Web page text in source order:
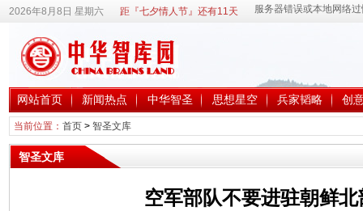
2026年8月8日 星期六 距『七夕情人节』还有11天
网站首页 新闻热点 中华智圣 思想星空 兵家韬略 创
当前位置： 首页> 智圣文库
智圣文库
空军部队不要进驻朝鲜